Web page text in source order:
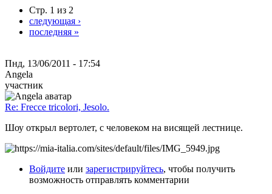
Стр. 1 из 2
следующая ›
последняя »
Пнд, 13/06/2011 - 17:54
Angela
участник
Re: Frecce tricolori, Jesolo.
Шоу открыл вертолет, с человеком на висящей лестнице.
Войдите или зарегистрируйтесь, чтобы получить
возможность отправлять комментарии